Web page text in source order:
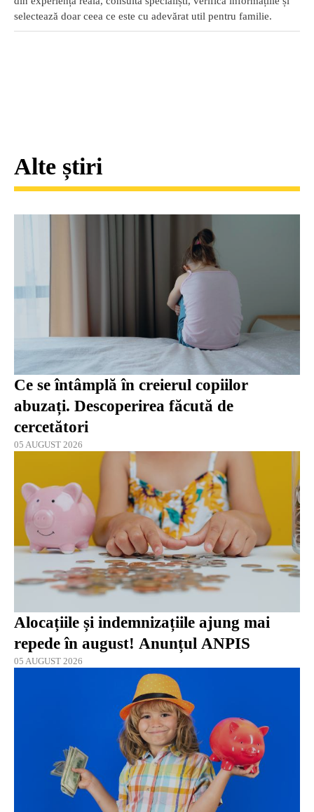
selectează doar ceea ce este cu adevărat util pentru familie.
Alte știri
Ce se întâmplă în creierul copiilor
abuzați. Descoperirea făcută de
cercetători
05 AUGUST 2026
Alocațiile și indemnizațiile ajung mai
repede în august! Anunțul ANPIS
05 AUGUST 2026